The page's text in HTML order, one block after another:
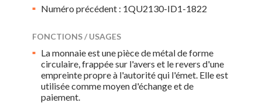
Numéro précédent : 1QU2130-ID1-1822
FONCTIONS / USAGES
La monnaie est une pièce de métal de forme
circulaire, frappée sur l'avers et le revers d'une
empreinte propre à l'autorité qui l'émet. Elle est
utilisée comme moyen d'échange et de
paiement.